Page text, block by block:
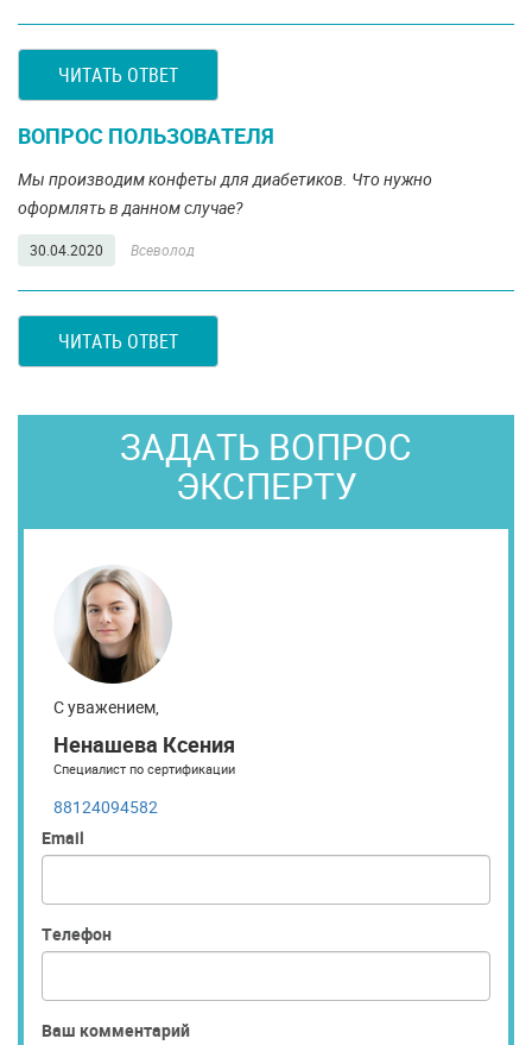
ЧИТАТЬ ОТВЕТ
ВОПРОС ПОЛЬЗОВАТЕЛЯ
Мы производим конфеты для диабетиков. Что нужно
оформлять в данном случае?
30.04.2020 Всеволод
ЧИТАТЬ ОТВЕТ
ЗАДАТЬ ВОПРОС
ЭКСПЕРТУ
С уважением,
Ненашева Ксения
Специалист по сертификации
88124094582
Email
Телефон
Ваш комментарий